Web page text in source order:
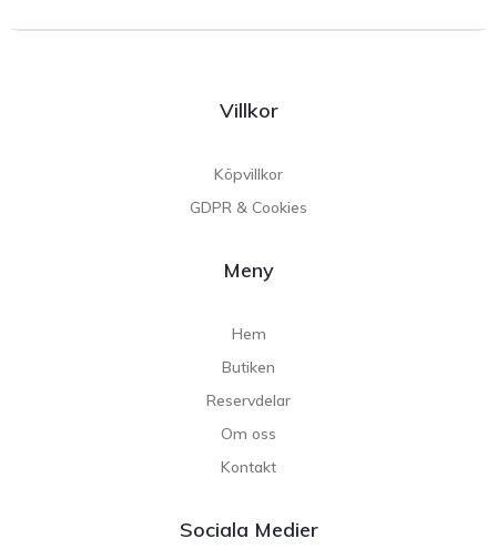
Villkor
Köpvillkor
GDPR & Cookies
Meny
Hem
Butiken
Reservdelar
Om oss
Kontakt
Sociala Medier